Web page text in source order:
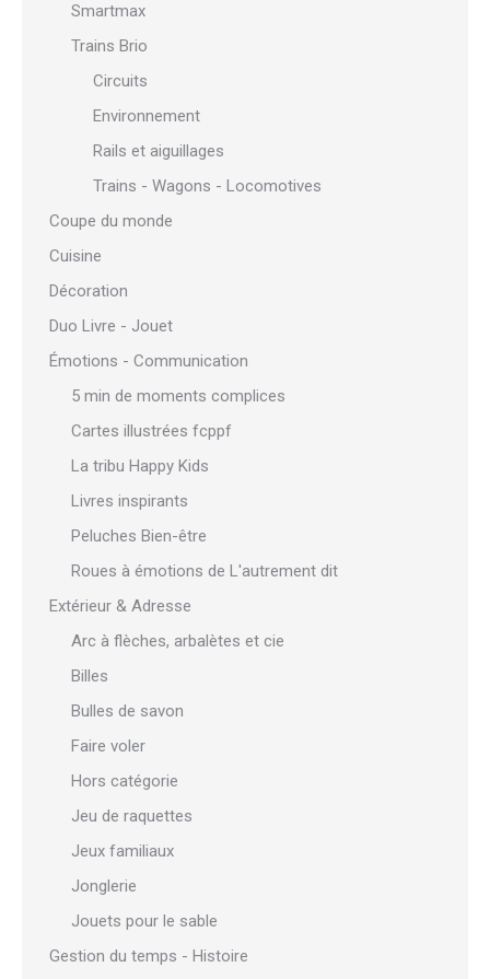
Smartmax
Trains Brio
Circuits
Environnement
Rails et aiguillages
Trains - Wagons - Locomotives
Coupe du monde
Cuisine
Décoration
Duo Livre - Jouet
Émotions - Communication
5 min de moments complices
Cartes illustrées fcppf
La tribu Happy Kids
Livres inspirants
Peluches Bien-être
Roues à émotions de L'autrement dit
Extérieur & Adresse
Arc à flèches, arbalètes et cie
Billes
Bulles de savon
Faire voler
Hors catégorie
Jeu de raquettes
Jeux familiaux
Jonglerie
Jouets pour le sable
Gestion du temps - Histoire